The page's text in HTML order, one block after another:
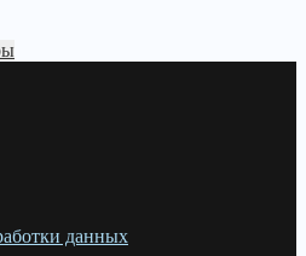
данных